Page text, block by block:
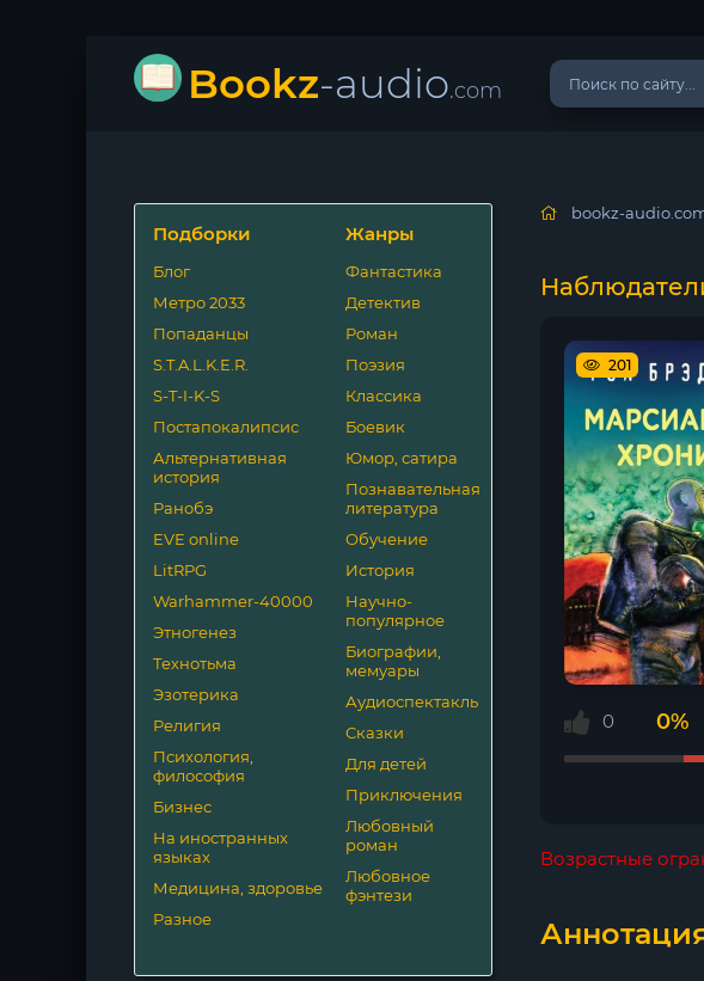
Bookz-audio.com
Подборки
Блог
Метро 2033
Попаданцы
S.T.A.L.K.E.R.
S-T-I-K-S
Постапокалипсис
Альтернативная
история
Ранобэ
EVE online
LitRPG
Warhammer-40000
Этногенез
Технотьма
Эзотерика
Религия
Психология,
философия
Бизнес
На иностранных
языках
Медицина, здоровье
Разное
Жанры
Фантастика
Детектив
Роман
Поэзия
Классика
Боевик
Юмор, сатира
Познавательная
литература
Обучение
История
Научно-
популярное
Биографии,
мемуары
Аудиоспектакль
Сказки
Для детей
Приключения
Любовный
роман
Любовное
фэнтези
bookz-
201
0 0%
Возрастные